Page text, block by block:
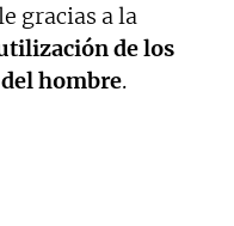
gracias a la
de los
hombre.